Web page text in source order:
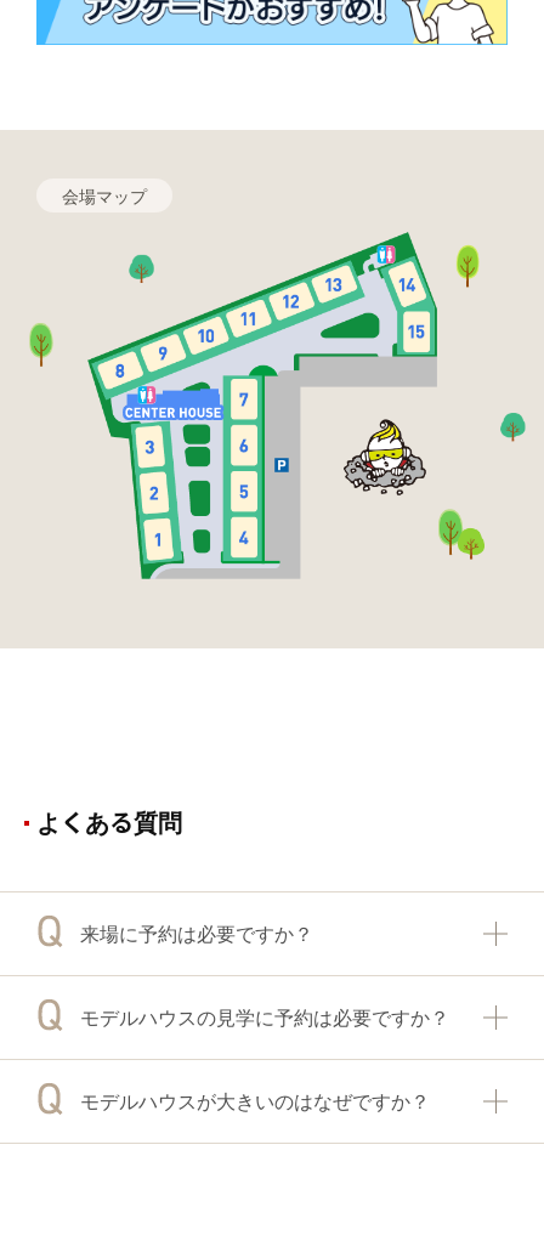
会場マップ
よくある質問
来場に予約は必要ですか？
モデルハウスの見学に予約は必要ですか？
モデルハウスが大きいのはなぜですか？